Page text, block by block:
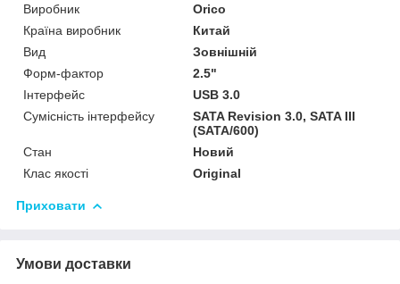
Виробник
Orico
Країна виробник
Китай
Вид
Зовнішній
Форм-фактор
2.5"
Інтерфейс
USB 3.0
Сумісність інтерфейсу
SATA Revision 3.0, SATA III
(SATA/600)
Стан
Новий
Клас якості
Original
Приховати
Умови доставки